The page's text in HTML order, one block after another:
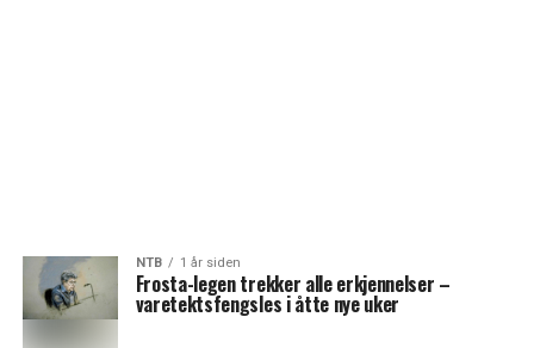
NTB 1 år siden
Frosta-legen trekker alle erkjennelser –
varetektsfengsles i åtte nye uker